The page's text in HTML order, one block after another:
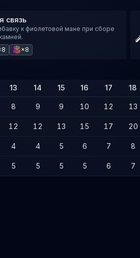
связь
к фиолетовой мане при сборе
×8
13 14 15 16 17 18
8 9 9 10 12 13
12 12 13 15 17 20
4 4 5 6 7 8
5 5 5 5 6 7